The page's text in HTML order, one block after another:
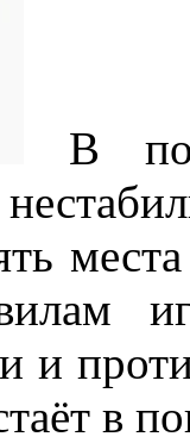
В
места
и
в